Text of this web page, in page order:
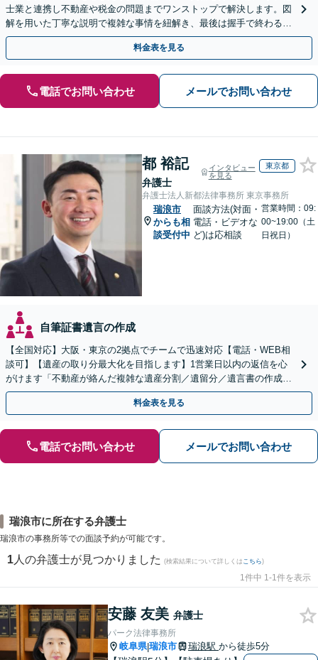
士業と連携し不動産や税金の問題までワンストップで解決します。図
解を用いた丁寧な説明で複雑な事情を紐解き、最後は握手で終わる円
満な解決へ導きます。【東海エリア・神奈川県対応】
料金表を見る
電話でお問い合わせ メールでお問い合わせ
都 裕記
弁護士
インタビュー
を見る
東京都
弁護士法人新都法律事務所 東京事務所
瑞浪市
からも相
談受付中
面談方法(対面・
電話・ビデオな
ど)は応相談
営業時間：09:
00~19:00（土
日祝日）
自筆証書遺言の作成
【全国対応】大阪・東京の2拠点でチームで迅速対応【電話・WEB相
談可】【遺産の取り分最大化を目指します】1営業日以内の返信を心
がけます「不動産が絡んだ複雑な遺産分割／遺留分／遺言書の作成・
執行／事業承継など、お任せください」【休日相談あり】
料金表を見る
電話でお問い合わせ メールでお問い合わせ
瑞浪市に所在する弁護士
瑞浪市の事務所等での面談予約が可能です。
1 人の弁護士が見つかりました (検索結果について詳しくは こちら)
1件中 1-1件を表示
安藤 友美 弁護士
パーク法律事務所
岐阜県|瑞浪市 瑞浪駅 から徒歩5分